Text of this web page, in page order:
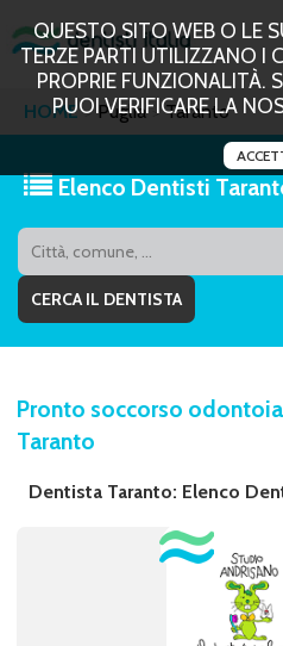
QUESTO SITO WEB O LE
TERZE PARTI UTILIZZANO I
PROPRIE FUNZIONALITÀ.
PUOI VERIFICARE LA
HOME Puglia Taranto
Elenco Dentisti
Pronto soccorso
Taranto
Dentista Taranto: Elenco